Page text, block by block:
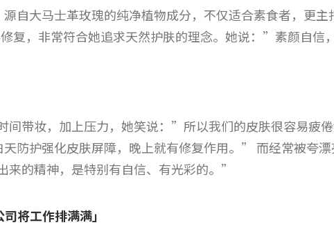
自大马士革玫瑰的纯净植物成分，不仅适合素食者，更主
，非常符合她追求天然护肤的理念。她说：”素颜自信
间带妆，加上压力，她笑说：”所以我们的皮肤很容易疲
防护强化皮肤屏障，晚上就有修复作用。” 而经常被夸漂
的精神，是特别有自信、有光彩的。”
将工作排满满」